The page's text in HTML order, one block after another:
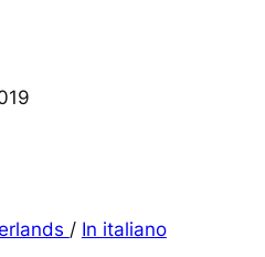
/ In italiano